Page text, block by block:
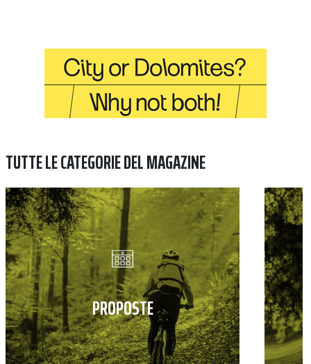
TUTTE LE CATEGORIE DEL MAGAZINE
PROPOSTE